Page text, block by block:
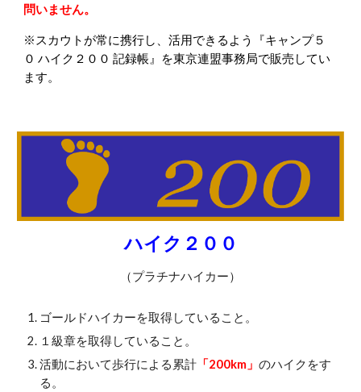
問いません。
※スカウトが常に携行し、活用できるよう『キャンプ５
０ ハイク２００ 記録帳』を東京連盟事務局で販売してい
ます。
ハイク２００
（プラチナハイカー）
ゴールドハイカーを取得していること。
１級章を取得していること。
活動において歩行による累計 「200km」のハイクをす
る。